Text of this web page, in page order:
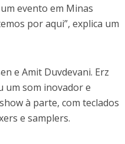
evento em Minas
por aqui”, explica um
e Amit Duvdevani. Erz
um som inovador e
à parte, com teclados
e samplers.